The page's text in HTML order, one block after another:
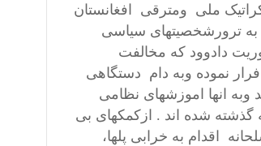
ملی ومترقی افغانستان
ترورشخصیتهای سیاسی
دادوود که مخالفت
نموده وبه دام دستگاهی
انها اموزشهای نظامی
شده اند . ازکمکهای بی
اقدام به خرابی پلها،